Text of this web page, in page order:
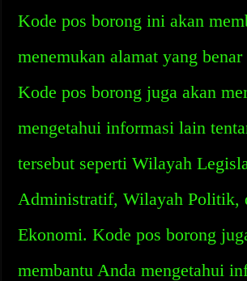
Kode pos borong ini akan
menemukan alamat yang benar
Kode pos borong juga akan
mengetahui informasi lain
tersebut seperti Wilayah
Administratif, Wilayah Politik,
Ekonomi. Kode pos borong
membantu Anda mengetahui